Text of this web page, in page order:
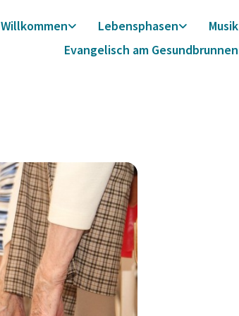
Willkommen Lebensphasen
Musik
Evangelisch am Gesundbrunnen